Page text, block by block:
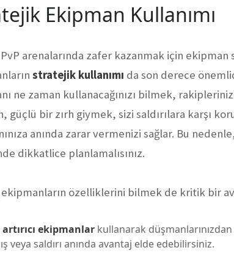
Ekipman Kullanımı
arenalarında zafer kazanmak için ekipman
stratejik kullanımı da son derece
ne zaman kullanacağınızı bilmek,
güçlü bir zırh giymek, sizi saldırılara karşı
anında zarar vermenizi sağlar. Bu
dikkatlice planlamalısınız.
ekipmanların özelliklerini bilmek de kritik bir
artırıcı ekipmanlar kullanarak
veya saldırı anında avantaj elde edebilirsiniz.